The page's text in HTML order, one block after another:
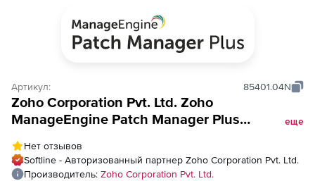
Артикул: 85401.04N
Zoho Corporation Pvt. Ltd. Zoho
ManageEngine Patch Manager Plus
для компьютеров, Single Installation), fee
for 500 Computers and Single User
еще
Нет отзывов
Softline - Авторизованный партнер Zoho Corporation Pvt. Ltd.
Производитель: Zoho Corporation Pvt. Ltd.